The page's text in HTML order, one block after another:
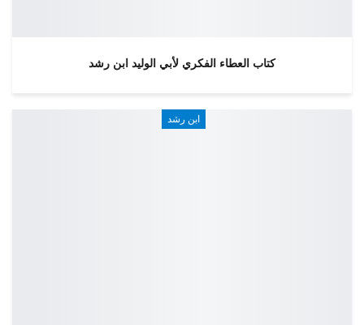
كتاب العطاء الفكري لأبي الوليد ابن رشد
ابن رشد